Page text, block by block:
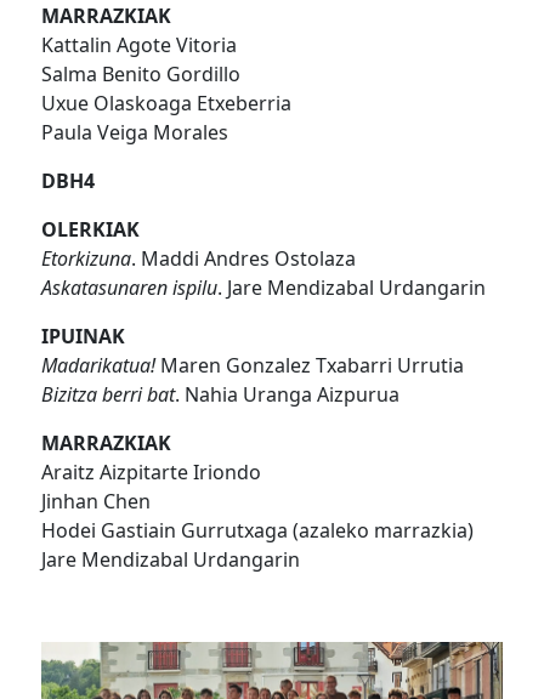
MARRAZKIAK
Kattalin Agote Vitoria
Salma Benito Gordillo
Uxue Olaskoaga Etxeberria
Paula Veiga Morales
DBH4
OLERKIAK
Etorkizuna. Maddi Andres Ostolaza
Askatasunaren ispilu. Jare Mendizabal Urdangarin
IPUINAK
Madarikatua!Maren Gonzalez Txabarri Urrutia
Bizitza berri bat. Nahia Uranga Aizpurua
MARRAZKIAK
Araitz Aizpitarte Iriondo
Jinhan Chen
Hodei Gastiain Gurrutxaga (azaleko marrazkia)
Jare Mendizabal Urdangarin